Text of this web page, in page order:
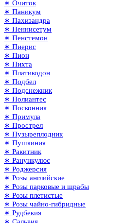
∗ Очиток
∗ Паникум
∗ Пахизандра
∗ Пеннисетум
∗ Пенстемон
∗ Пиерис
∗ Пион
∗ Пихта
∗ Платикодон
∗ Подбел
∗ Подснежник
∗ Полиантес
∗ Посконник
∗ Примула
∗ Прострел
∗ Пузыреплодник
∗ Пушкиния
∗ Ракитник
∗ Ранункулюс
∗ Роджерсия
∗ Розы английские
∗ Розы парковые и шрабы
∗ Розы плетистые
∗ Розы чайно-гибридные
∗ Рудбекия